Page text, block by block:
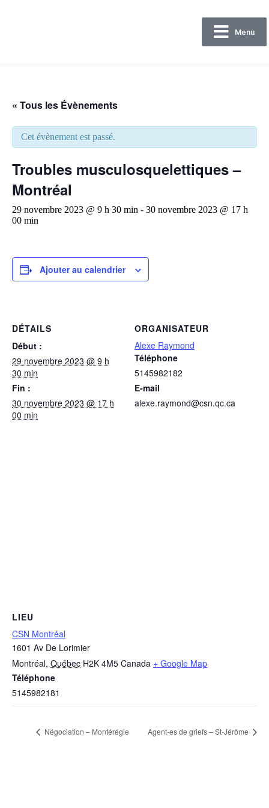
Menu
« Tous les Évènements
Cet évènement est passé.
Troubles musculosquelettiques –
Montréal
29 novembre 2023 @ 9 h 30 min - 30 novembre 2023 @ 17 h
00 min
Ajouter au calendrier
DÉTAILS
Début :
29 novembre 2023 @ 9 h
30 min
Fin :
30 novembre 2023 @ 17 h
00 min
ORGANISATEUR
Alexe Raymond
Téléphone
5145982182
E-mail
alexe.raymond@csn.qc.ca
LIEU
CSN Montréal
1601 Av De Lorimier
Montréal, Québec H2K 4M5 Canada + Google Map
Téléphone
5145982181
Négociation – Montérégie Agent-es de griefs – St-Jérôme